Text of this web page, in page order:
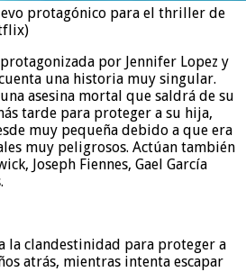
protagónico para el thriller de
por Jennifer Lopez y
una historia muy singular.
asesina mortal que saldrá de su
tarde para proteger a su hija,
muy pequeña debido a que era
muy peligrosos. Actúan también
Joseph Fiennes, Gael García
la clandestinidad para proteger a
atrás, mientras intenta escapar